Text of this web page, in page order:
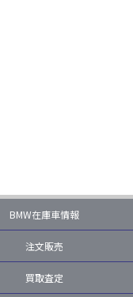
BMW在庫車情報
注文販売
買取査定